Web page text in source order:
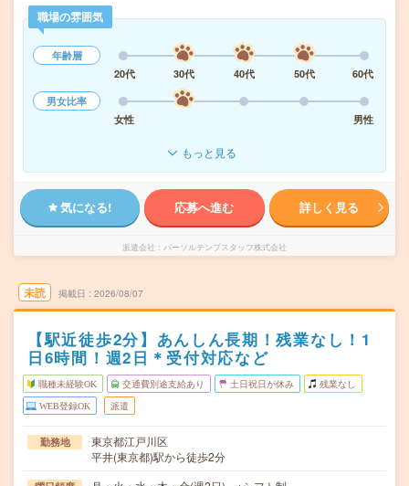
職場の雰囲気
年齢層
20代
30代 40代 50代
60代
男女比率
女性
男性
もっと見る
気になる! 応募へ進む 詳しく見る
派遣会社 パーソルテンプスタッフ株式会社
未読 掲載日 2026/08/07
【駅近徒歩2分】あんしん長期！残業なし！1
日6時間！週2日＊受付対応など
職種未経験OK 交通費別途支給あり 土日祝日が休み 残業なし
WEB登録OK 派遣
勤務地
東京都江戸川区
平井(東京都)駅から徒歩2分